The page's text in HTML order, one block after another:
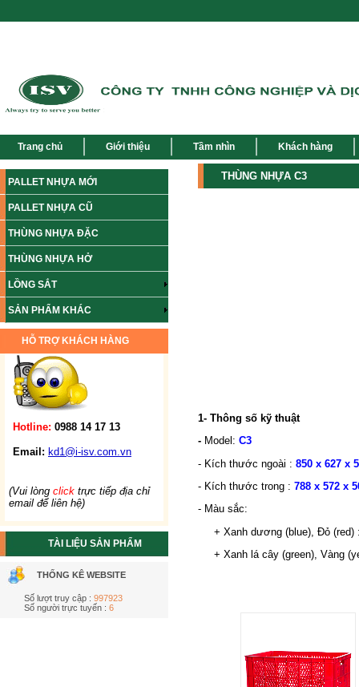
Trang chủ Giới thiệu Tầm nhìn Khách hàng
PALLET NHỰA MỚI
PALLET NHỰA CŨ
THÙNG NHỰA ĐẶC
THÙNG NHỰA HỞ
LỒNG SẮT
SẢN PHẨM KHÁC
HỖ TRỢ KHÁCH HÀNG
Hotline: 0988 14 17 13
Email: kd1@i-isv.com.vn
(Vui lòng click trực tiếp địa chỉ
email để liên hệ)
TÀI LIỆU SẢN PHẨM
THỐNG KÊ WEBSITE
Số lượt truy cập : 997923
Số người trực tuyến : 6
THÙNG NHỰA C3
1- Thông số kỹ thuật
- Model: C3
- Kích thước ngoài : 850 x 627 x
- Kích thước trong : 788 x 572 x
- Màu sắc:
+ Xanh dương (blue), Đỏ (red)
+ Xanh lá cây (green), Vàng